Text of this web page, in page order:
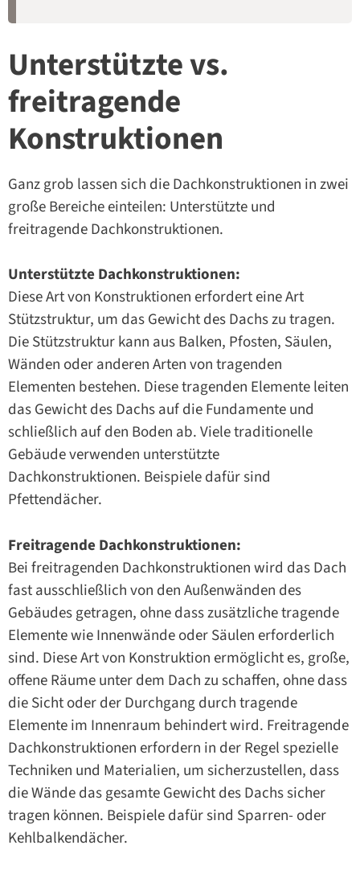
Unterstützte vs.
freitragende
Konstruktionen
Ganz grob lassen sich die Dachkonstruktionen in zwei
große Bereiche einteilen: Unterstützte und
freitragende Dachkonstruktionen.
Unterstützte Dachkonstruktionen:
Diese Art von Konstruktionen erfordert eine Art
Stützstruktur, um das Gewicht des Dachs zu tragen.
Die Stützstruktur kann aus Balken, Pfosten, Säulen,
Wänden oder anderen Arten von tragenden
Elementen bestehen. Diese tragenden Elemente leiten
das Gewicht des Dachs auf die Fundamente und
schließlich auf den Boden ab. Viele traditionelle
Gebäude verwenden unterstützte
Dachkonstruktionen. Beispiele dafür sind
Pfettendächer.
Freitragende Dachkonstruktionen:
Bei freitragenden Dachkonstruktionen wird das Dach
fast ausschließlich von den Außenwänden des
Gebäudes getragen, ohne dass zusätzliche tragende
Elemente wie Innenwände oder Säulen erforderlich
sind. Diese Art von Konstruktion ermöglicht es, große,
offene Räume unter dem Dach zu schaffen, ohne dass
die Sicht oder der Durchgang durch tragende
Elemente im Innenraum behindert wird. Freitragende
Dachkonstruktionen erfordern in der Regel spezielle
Techniken und Materialien, um sicherzustellen, dass
die Wände das gesamte Gewicht des Dachs sicher
tragen können. Beispiele dafür sind Sparren- oder
Kehlbalkendächer.